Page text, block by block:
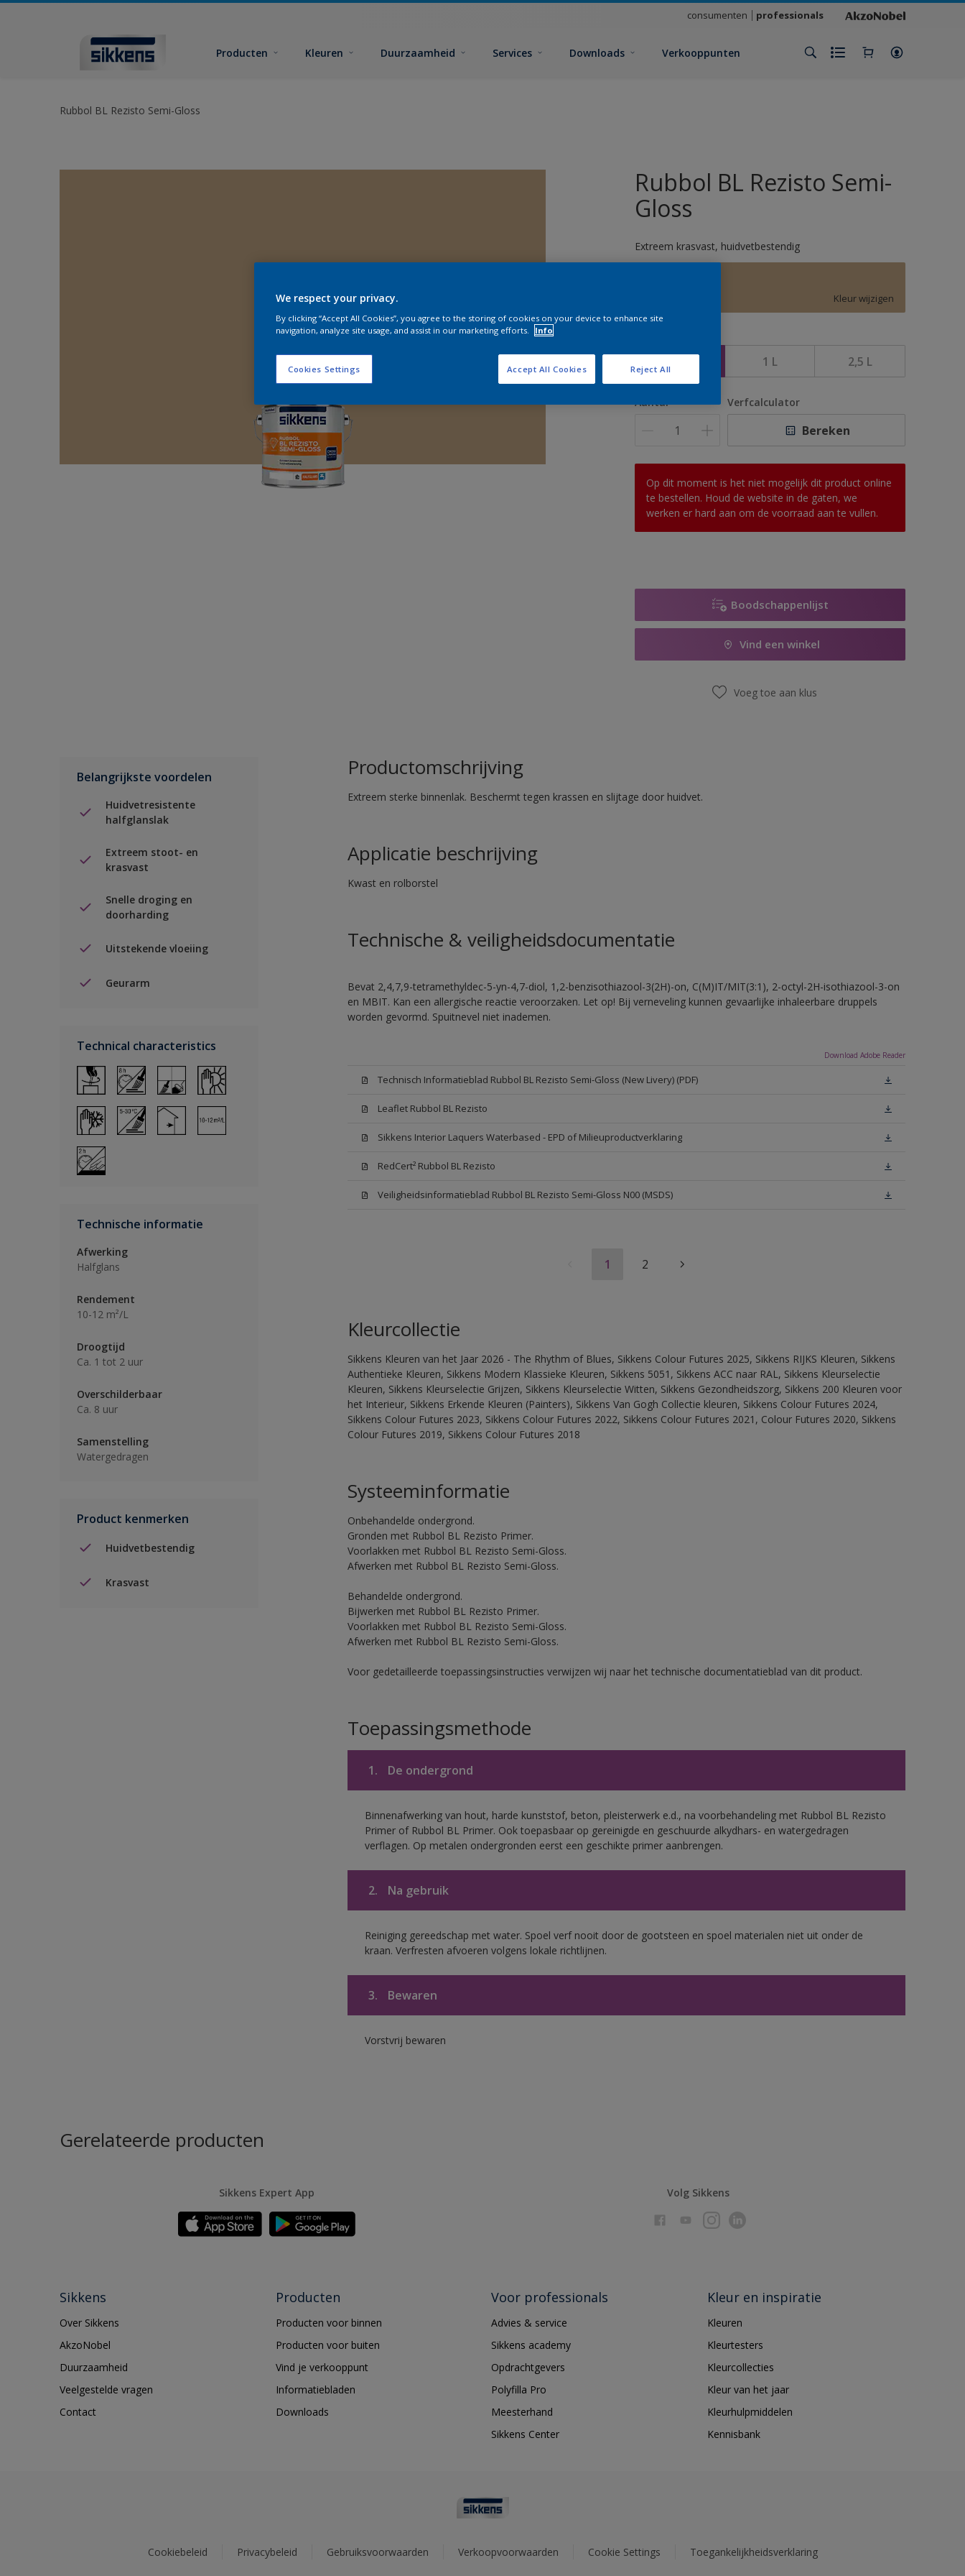
consumenten professionals
Producten Kleuren Duurzaamheid Services Downloads Verkooppunten
Rubbol BL Rezisto Semi-Gloss
Rubbol BL Rezisto Semi-
Gloss
Extreem krasvast, huidvetbestendig
Kleur wijzigen
500 ML 1 L 2,5 L
Aantal Verfcalculator
Bereken
Op dit moment is het niet mogelijk dit product online
te bestellen. Houd de website in de gaten, we
werken er hard aan om de voorraad aan te vullen.
Boodschappenlijst
Vind een winkel
Voeg toe aan klus
Belangrijkste voordelen
Huidvetresistente
halfglanslak
Extreem stoot- en
krasvast
Snelle droging en
doorharding
Uitstekende vloeiing
Geurarm
Technical characteristics
Technische informatie
Afwerking
Halfglans
Rendement
10-12 m²/L
Droogtijd
Ca. 1 tot 2 uur
Overschilderbaar
Ca. 8 uur
Samenstelling
Watergedragen
Product kenmerken
Huidvetbestendig
Krasvast
Productomschrijving
Extreem sterke binnenlak. Beschermt tegen krassen en slijtage door huidvet.
Applicatie beschrijving
Kwast en rolborstel
Technische & veiligheidsdocumentatie
Bevat 2,4,7,9-tetramethyldec-5-yn-4,7-diol, 1,2-benzisothiazool-3(2H)-on, C(M)IT/MIT(3:1), 2-octyl-2H-isothiazool-3-on
en MBIT. Kan een allergische reactie veroorzaken. Let op! Bij verneveling kunnen gevaarlijke inhaleerbare druppels
worden gevormd. Spuitnevel niet inademen.
Download Adobe Reader
Technisch Informatieblad Rubbol BL Rezisto Semi-Gloss (New Livery) (PDF)
Leaflet Rubbol BL Rezisto
Sikkens Interior Laquers Waterbased - EPD of Milieuproductverklaring
RedCert² Rubbol BL Rezisto
Veiligheidsinformatieblad Rubbol BL Rezisto Semi-Gloss N00 (MSDS)
1 2
Kleurcollectie
Sikkens Kleuren van het Jaar 2026 - The Rhythm of Blues, Sikkens Colour Futures 2025, Sikkens RIJKS Kleuren, Sikkens
Authentieke Kleuren, Sikkens Modern Klassieke Kleuren, Sikkens 5051, Sikkens ACC naar RAL, Sikkens Kleurselectie
Kleuren, Sikkens Kleurselectie Grijzen, Sikkens Kleurselectie Witten, Sikkens Gezondheidszorg, Sikkens 200 Kleuren voor
het Interieur, Sikkens Erkende Kleuren (Painters), Sikkens Van Gogh Collectie kleuren, Sikkens Colour Futures 2024,
Sikkens Colour Futures 2023, Sikkens Colour Futures 2022, Sikkens Colour Futures 2021, Colour Futures 2020, Sikkens
Colour Futures 2019, Sikkens Colour Futures 2018
Systeeminformatie
Onbehandelde ondergrond.
Gronden met Rubbol BL Rezisto Primer.
Voorlakken met Rubbol BL Rezisto Semi-Gloss.
Afwerken met Rubbol BL Rezisto Semi-Gloss.
Behandelde ondergrond.
Bijwerken met Rubbol BL Rezisto Primer.
Voorlakken met Rubbol BL Rezisto Semi-Gloss.
Afwerken met Rubbol BL Rezisto Semi-Gloss.
Voor gedetailleerde toepassingsinstructies verwijzen wij naar het technische documentatieblad van dit product.
Toepassingsmethode
1. De ondergrond
Binnenafwerking van hout, harde kunststof, beton, pleisterwerk e.d., na voorbehandeling met Rubbol BL Rezisto
Primer of Rubbol BL Primer. Ook toepasbaar op gereinigde en geschuurde alkydhars- en watergedragen
verflagen. Op metalen ondergronden eerst een geschikte primer aanbrengen.
2. Na gebruik
Reiniging gereedschap met water. Spoel verf nooit door de gootsteen en spoel materialen niet uit onder de
kraan. Verfresten afvoeren volgens lokale richtlijnen.
3. Bewaren
Vorstvrij bewaren
Gerelateerde producten
Sikkens Expert App Volg Sikkens
Sikkens
Over Sikkens
AkzoNobel
Duurzaamheid
Veelgestelde vragen
Contact
Producten
Producten voor binnen
Producten voor buiten
Vind je verkooppunt
Informatiebladen
Downloads
Voor professionals
Advies & service
Sikkens academy
Opdrachtgevers
Polyfilla Pro
Meesterhand
Sikkens Center
Kleur en inspiratie
Kleuren
Kleurtesters
Kleurcollecties
Kleur van het jaar
Kleurhulpmiddelen
Kennisbank
Cookiebeleid Privacybeleid Gebruiksvoorwaarden Verkoopvoorwaarden Cookie Settings Toegankelijkheidsverklaring
We respect your privacy.
By clicking “Accept All Cookies”, you agree to the storing of cookies on your device to enhance site
navigation, analyze site usage, and assist in our marketing efforts.
Info
Cookies Settings Reject All
Accept All Cookies